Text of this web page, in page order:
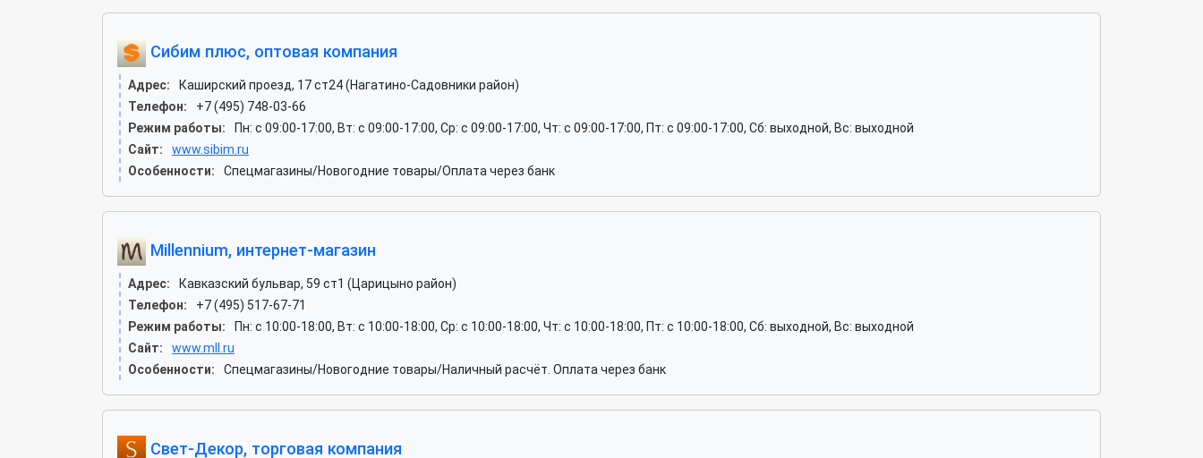
Сибим плюс, оптовая компания
Адрес:
Каширский проезд, 17 ст24 (Нагатино-Садовники район)
Телефон:
+7 (495) 748-03-66
Режим работы:
Пн: c 09:00-17:00, Вт: c 09:00-17:00, Ср: c 09:00-17:00, Чт: c 09:00-17:00, Пт: c 09:00-17:00, Сб: выходной, Вс: выходной
Сайт:
www.sibim.ru
Особенности:
Спецмагазины/Новогодние товары/Оплата через банк
Millennium, интернет-магазин
Адрес:
Кавказский бульвар, 59 ст1 (Царицыно район)
Телефон:
+7 (495) 517-67-71
Режим работы:
Пн: c 10:00-18:00, Вт: c 10:00-18:00, Ср: c 10:00-18:00, Чт: c 10:00-18:00, Пт: c 10:00-18:00, Сб: выходной, Вс: выходной
Сайт:
www.mll.ru
Особенности:
Спецмагазины/Новогодние товары/Наличный расчёт. Оплата через банк
Свет-Декор, торговая компания